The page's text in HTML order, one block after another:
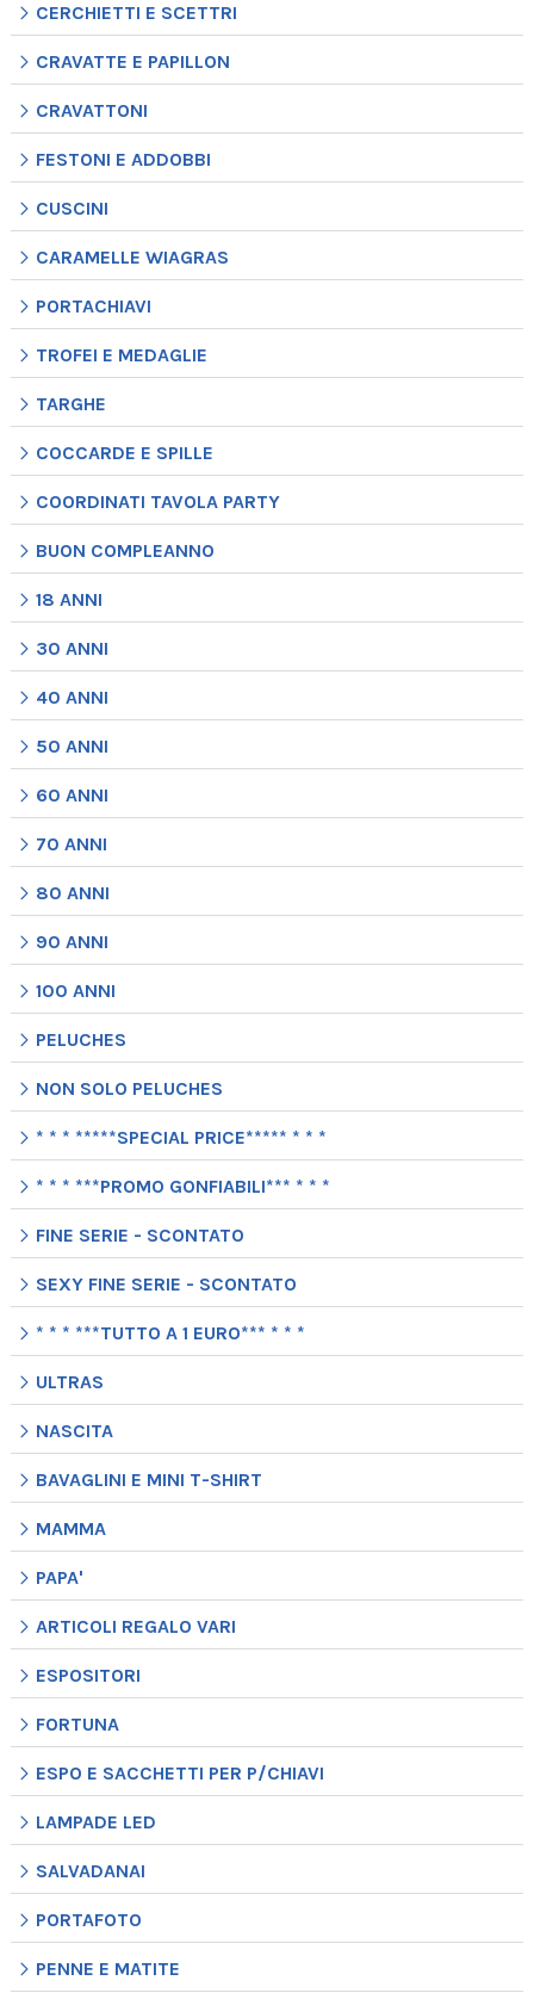
CERCHIETTI E SCETTRI
CRAVATTE E PAPILLON
CRAVATTONI
FESTONI E ADDOBBI
CUSCINI
CARAMELLE WIAGRAS
PORTACHIAVI
TROFEI E MEDAGLIE
TARGHE
COCCARDE E SPILLE
COORDINATI TAVOLA PARTY
BUON COMPLEANNO
18 ANNI
30 ANNI
40 ANNI
50 ANNI
60 ANNI
70 ANNI
80 ANNI
90 ANNI
100 ANNI
PELUCHES
NON SOLO PELUCHES
* * * *****SPECIAL PRICE***** * * *
* * * ***PROMO GONFIABILI*** * * *
FINE SERIE - SCONTATO
SEXY FINE SERIE - SCONTATO
* * * ***TUTTO A 1 EURO*** * * *
ULTRAS
NASCITA
BAVAGLINI E MINI T-SHIRT
MAMMA
PAPA'
ARTICOLI REGALO VARI
ESPOSITORI
FORTUNA
ESPO E SACCHETTI PER P/CHIAVI
LAMPADE LED
SALVADANAI
PORTAFOTO
PENNE E MATITE